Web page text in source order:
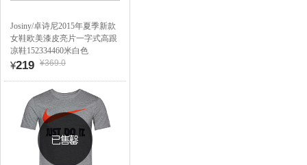
Josiny/卓诗尼2015年夏季新款
女鞋欧美漆皮亮片一字式高跟
凉鞋152334460米白色
¥219 ¥369.0